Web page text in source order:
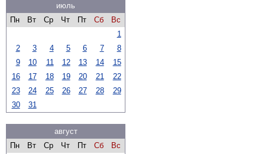
июль
Пн
Вт Ср Чт Пт Сб
Вс
1
2
3 4 5 6 7
8
9
10 11 12 13 14
15
16
17 18 19 20 21
22
23
24 25 26 27 28
29
30
31
август
Пн
Вт Ср Чт Пт Сб
Вс